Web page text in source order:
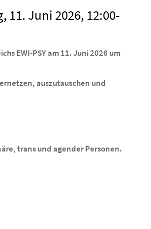
11. Juni 2026, 12:00-
EWI-PSY am 11. Juni 2026 um
auszutauschen und
trans und agender Personen.